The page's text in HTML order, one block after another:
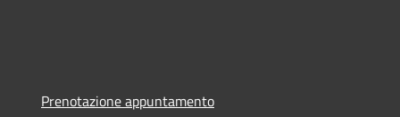
Prenotazione appuntamento